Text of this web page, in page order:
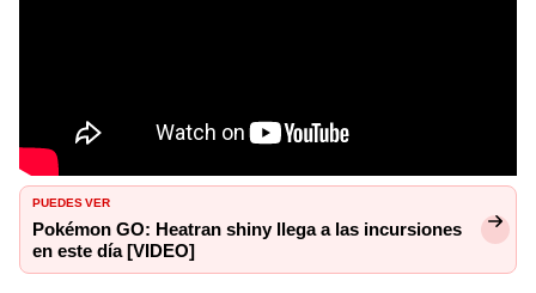
PUEDES VER
Pokémon GO: Heatran shiny llega a las incursiones
en este día [VIDEO]